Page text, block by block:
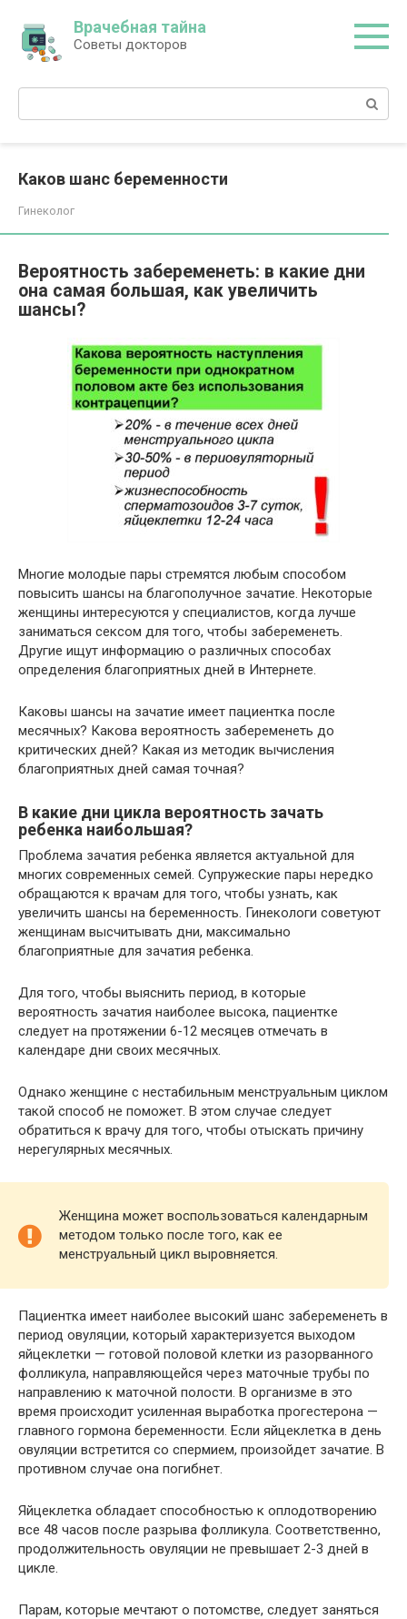
контенту
Врачебная тайна
Советы докторов
Поиск:
Каков шанс беременности
Гинеколог
Вероятность забеременеть: в какие дни
она самая большая, как увеличить
шансы?
Многие молодые пары стремятся любым способом
повысить шансы на благополучное зачатие. Некоторые
женщины интересуются у специалистов, когда лучше
заниматься сексом для того, чтобы забеременеть.
Другие ищут информацию о различных способах
определения благоприятных дней в Интернете.
Каковы шансы на зачатие имеет пациентка после
месячных? Какова вероятность забеременеть до
критических дней? Какая из методик вычисления
благоприятных дней самая точная?
В какие дни цикла вероятность зачать
ребенка наибольшая?
Проблема зачатия ребенка является актуальной для
многих современных семей. Супружеские пары нередко
обращаются к врачам для того, чтобы узнать, как
увеличить шансы на беременность. Гинекологи советуют
женщинам высчитывать дни, максимально
благоприятные для зачатия ребенка.
Для того, чтобы выяснить период, в которые
вероятность зачатия наиболее высока, пациентке
следует на протяжении 6-12 месяцев отмечать в
календаре дни своих месячных.
Однако женщине с нестабильным менструальным циклом
такой способ не поможет. В этом случае следует
обратиться к врачу для того, чтобы отыскать причину
нерегулярных месячных.
Женщина может воспользоваться календарным
методом только после того, как ее
менструальный цикл выровняется.
Пациентка имеет наиболее высокий шанс забеременеть в
период овуляции, который характеризуется выходом
яйцеклетки — готовой половой клетки из разорванного
фолликула, направляющейся через маточные трубы по
направлению к маточной полости. В организме в это
время происходит усиленная выработка прогестерона —
главного гормона беременности. Если яйцеклетка в день
овуляции встретится со спермием, произойдет зачатие. В
противном случае она погибнет.
Яйцеклетка обладает способностью к оплодотворению
все 48 часов после разрыва фолликула. Соответственно,
продолжительность овуляции не превышает 2-3 дней в
цикле.
Парам, которые мечтают о потомстве, следует заняться